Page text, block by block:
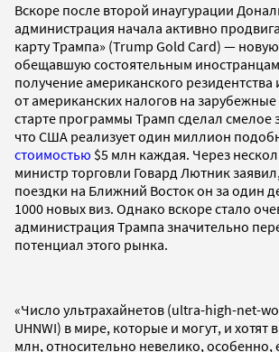
Вскоре после второй инаугурации
администрация начала активно
карту Трампа» (Trump Gold Card) — новую
обещавшую состоятельным
получение американского
от американских налогов на
старте программы Трамп сделал смелое
что США реализует один миллион
стоимостью $5 млн каждая. Через
министр торговли Говард Лютник
поездки на Ближний Восток он за один
1000 новых виз. Однако вскоре стало
администрация Трампа значительно
потенциал этого рынка.
«Число ультрахайнетов (ultra-high-net-
UHNWI) в мире, которые и могут, и хотят
млн, относительно невелико, особенно,